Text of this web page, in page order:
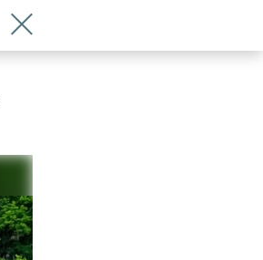
Wróć do artykułu Zamachowski,